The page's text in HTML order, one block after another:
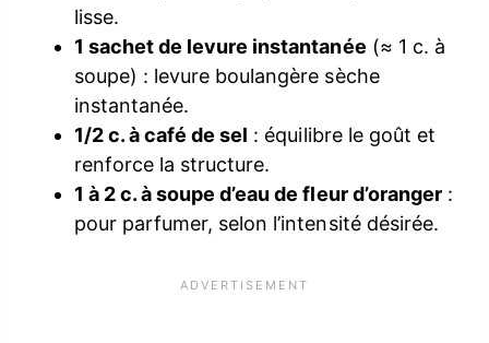
lisse.
1 sachet de levure instantanée (≈ 1 c. à
soupe) : levure boulangère sèche
instantanée.
1/2 c. à café de sel : équilibre le goût et
renforce la structure.
1 à 2 c. à soupe d’eau de fleur d’oranger:
pour parfumer, selon l’intensité désirée.